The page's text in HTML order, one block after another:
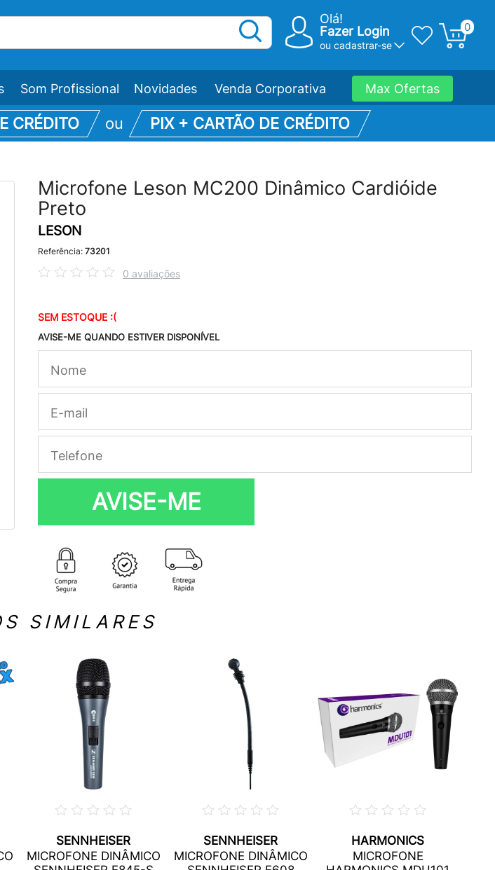
Olá!
Fazer Login
ou cadastrar-se
0
Som Profissional Novidades Venda Corporativa Max Ofertas
CRÉDITO ou PIX + CARTÃO DE CRÉDITO
Microfone Leson MC200 Dinâmico Cardióide
Preto
LESON
Referência: 73201
0 avaliações
SEM ESTOQUE :(
AVISE-ME QUANDO ESTIVER DISPONÍVEL
AVISE-ME
SIMILARES
SENNHEISER
MICROFONE DINÂMICO
SENNHEISER
MICROFONE DINÂMICO
HARMONICS
MICROFONE